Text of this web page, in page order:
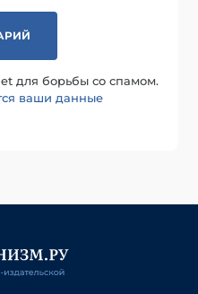
для борьбы со спамом.
ваши данные